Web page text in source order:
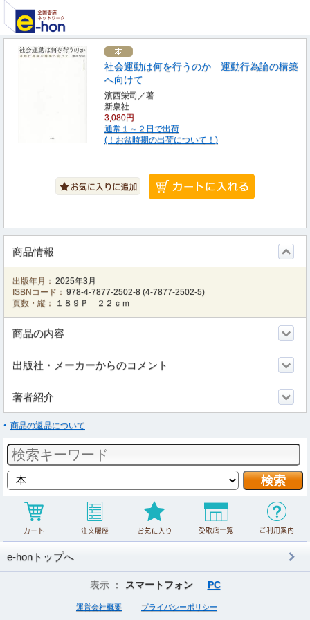
社会運動は何を行うのか 運動行為論の構築
へ向けて
濱西栄司／著
新泉社
3,080円
通常１～２日で出荷
(！お盆時期の出荷について！)
商品情報
出版年月： 2025年3月
ISBNコード： 978-4-7877-2502-8 (4-7877-2502-5)
頁数・縦：
１８９Ｐ ２２ｃｍ
商品の内容
出版社・メーカーからのコメント
著者紹介
商品の返品について
e-honトップへ
表示 ： スマートフォン PC
運営会社概要 プライバシーポリシー